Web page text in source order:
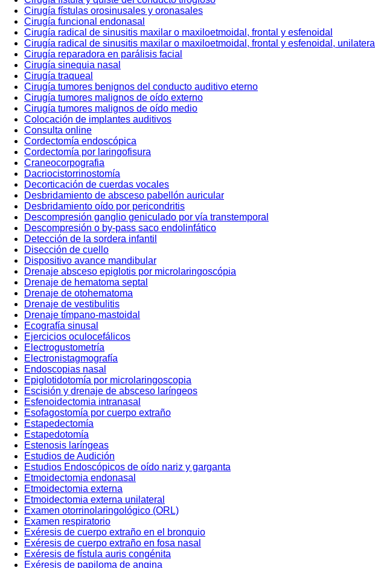
Cirugía fístulas orosinusales y oronasales
Cirugía funcional endonasal
Cirugía radical de sinusitis maxilar o maxiloetmoidal, frontal y esfenoidal
Cirugía radical de sinusitis maxilar o maxiloetmoidal, frontal y esfenoidal, unilateral
Cirugía reparadora en parálisis facial
Cirugía sinequia nasal
Cirugía traqueal
Cirugía tumores benignos del conducto auditivo eterno
Cirugía tumores malignos de oído externo
Cirugía tumores malignos de oído medio
Colocación de implantes auditivos
Consulta online
Cordectomía endoscópica
Cordectomía por laringofisura
Craneocorpografia
Dacriocistorrinostomía
Decorticación de cuerdas vocales
Desbridamiento de absceso pabellón auricular
Desbridamiento oído por pericondritis
Descompresión ganglio geniculado por vía transtemporal
Descompresión o by-pass saco endolinfático
Detección de la sordera infantil
Disección de cuello
Dispositivo avance mandibular
Drenaje absceso epiglotis por microlaringoscópia
Drenaje de hematoma septal
Drenaje de otohematoma
Drenaje de vestibulitis
Drenaje tímpano-mastoidal
Ecografía sinusal
Ejercicios oculocefálicos
Electrogustometría
Electronistagmografía
Endoscopias nasal
Epiglotidotomía por microlaringoscopia
Escisión y drenaje de absceso laríngeos
Esfenoidectomia intranasal
Esofagostomía por cuerpo extraño
Estapedectomía
Estapedotomía
Estenosis laríngeas
Estudios de Audición
Estudios Endoscópicos de oído nariz y garganta
Etmoidectomia endonasal
Etmoidectomia externa
Etmoidectomia externa unilateral
Examen otorrinolaringológico (ORL)
Examen respiratorio
Exéresis de cuerpo extraño en el bronquio
Exéresis de cuerpo extraño en fosa nasal
Exéresis de fístula auris congénita
Exéresis de papiloma de angina